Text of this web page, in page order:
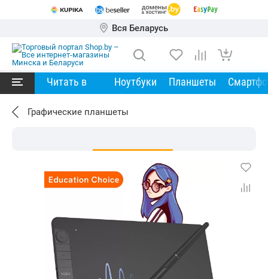
Вся Беларусь
Читать в Ноутбуки Планшеты
Графические планшеты